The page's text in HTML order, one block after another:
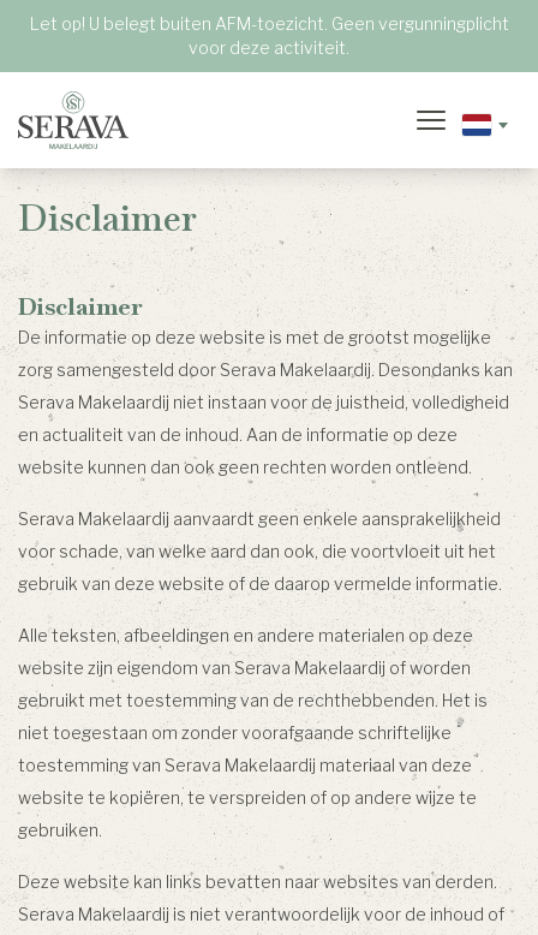
Let op! U belegt buiten AFM-toezicht. Geen vergunningplicht
voor deze activiteit.
Disclaimer
Disclaimer
De informatie op deze website is met de grootst mogelijke
zorg samengesteld door Serava Makelaardij. Desondanks kan
Serava Makelaardij niet instaan voor de juistheid, volledigheid
en actualiteit van de inhoud. Aan de informatie op deze
website kunnen dan ook geen rechten worden ontleend.
Serava Makelaardij aanvaardt geen enkele aansprakelijkheid
voor schade, van welke aard dan ook, die voortvloeit uit het
gebruik van deze website of de daarop vermelde informatie.
Alle teksten, afbeeldingen en andere materialen op deze
website zijn eigendom van Serava Makelaardij of worden
gebruikt met toestemming van de rechthebbenden. Het is
niet toegestaan om zonder voorafgaande schriftelijke
toestemming van Serava Makelaardij materiaal van deze
website te kopiëren, te verspreiden of op andere wijze te
gebruiken.
Deze website kan links bevatten naar websites van derden.
Serava Makelaardij is niet verantwoordelijk voor de inhoud of